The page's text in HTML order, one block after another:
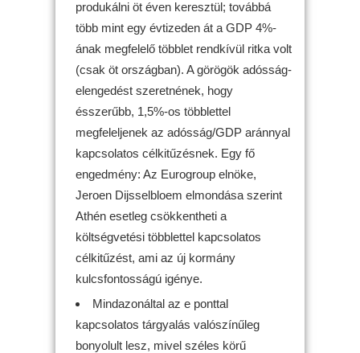
produkálni öt éven keresztül; továbbá
több mint egy évtizeden át a GDP 4%-
ának megfelelő többlet rendkívül ritka volt
(csak öt országban). A görögök adósság-
elengedést szeretnének, hogy
ésszerűbb, 1,5%-os többlettel
megfeleljenek az adósság/GDP aránnyal
kapcsolatos célkitűzésnek. Egy fő
engedmény: Az Eurogroup elnöke,
Jeroen Dijsselbloem elmondása szerint
Athén esetleg csökkentheti a
költségvetési többlettel kapcsolatos
célkitűzést, ami az új kormány
kulcsfontosságú igénye.
Mindazonáltal az e ponttal
kapcsolatos tárgyalás valószínűleg
bonyolult lesz, mivel széles körű